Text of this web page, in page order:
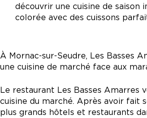
découvrir une cuisine de saison
colorée avec des cuissons
À Mornac-sur-Seudre, Les Basses
une cuisine de marché face aux
Le restaurant Les Basses Amarres
cuisine du marché. Après avoir fait
plus grands hôtels et restaurants